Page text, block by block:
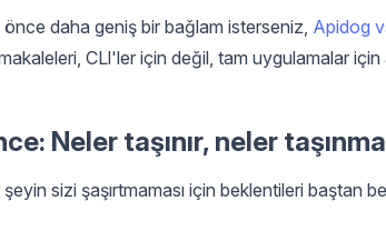
daha geniş bir bağlam isterseniz, Apidog
CLl'ler için değil, tam uygulamalar
Neler taşınır, neler
sizi şaşırtmaması için beklentileri baştan